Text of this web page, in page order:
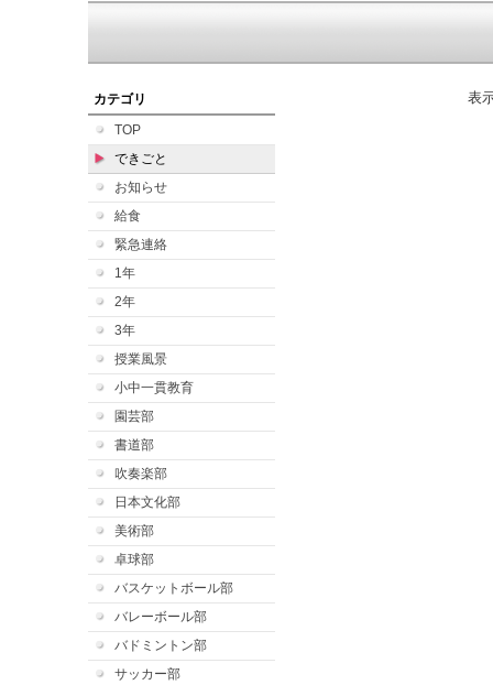
カテゴリ
TOP
できごと
お知らせ
給食
緊急連絡
1年
2年
3年
授業風景
小中一貫教育
園芸部
書道部
吹奏楽部
日本文化部
美術部
卓球部
バスケットボール部
バレーボール部
バドミントン部
サッカー部
表